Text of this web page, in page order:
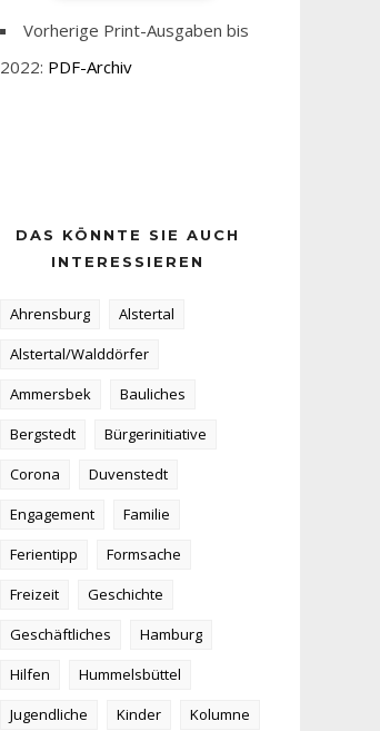
Vorherige Print-Ausgaben bis
2022: PDF-Archiv
DAS KÖNNTE SIE AUCH
INTERESSIEREN
Ahrensburg
Alstertal
Alstertal/Walddörfer
Ammersbek
Bauliches
Bergstedt
Bürgerinitiative
Corona
Duvenstedt
Engagement
Familie
Ferientipp
Formsache
Freizeit
Geschichte
Geschäftliches
Hamburg
Hilfen
Hummelsbüttel
Jugendliche
Kinder
Kolumne